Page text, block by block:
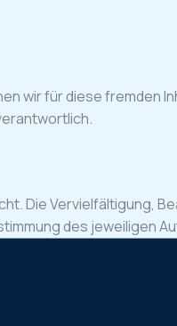
wir für diese fremden
Die Vervielfältigung,
des jeweiligen